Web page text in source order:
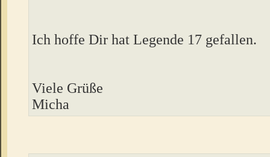
Ich hoffe Dir hat Legende 17 gefallen.
Viele Grüße
Micha